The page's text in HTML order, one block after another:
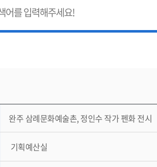
완주 삼례문화예술촌, 정인수 작가 펜화 전시
기획예산실